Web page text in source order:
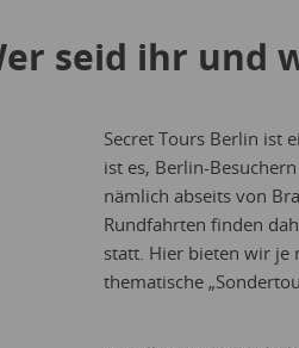
seid ihr und
Secret Tours Berlin ist
ist es, Berlin-
nämlich abseits von
Rundfahrten finden
statt. Hier bieten wir je
thematische